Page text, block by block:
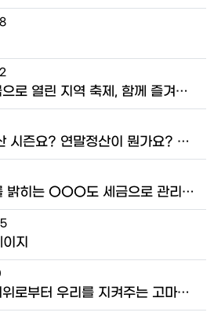
⏩✍🥇세금으로 열린 지역 축제, 함께 즐겨요!_심소윤 명예기자 > 우리 동네 세금 이슈
Q. 연말정산 시즌요? 연말정산이 뭔가요? 정확히 알려주세요! > 펀펀한 세금 Talk
우리 동네를 밝히는 OOO도 세금으로 관리해요! > 세금이 사라졌어요!
지
⏩✍🥇무더위로부터 우리를 지켜주는 고마운 세금 이야기_김수연 명예기자 > 우리 동네 세금 이슈